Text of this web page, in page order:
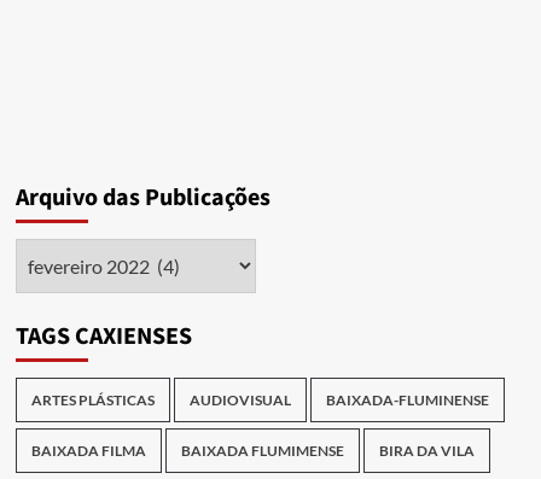
Arquivo das Publicações
TAGS CAXIENSES
ARTES PLÁSTICAS AUDIOVISUAL BAIXADA-FLUMINENSE
BAIXADA FILMA BAIXADA FLUMIMENSE BIRA DA VILA